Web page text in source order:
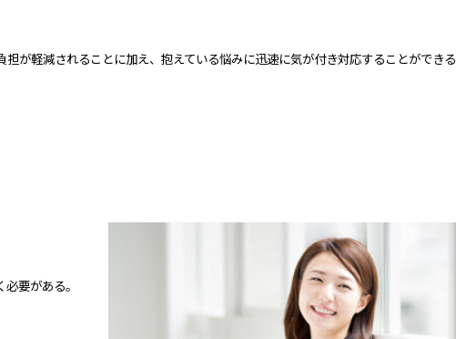
が軽減されることに加え、抱えている悩みに迅速に気が付き対応することができる
要がある。